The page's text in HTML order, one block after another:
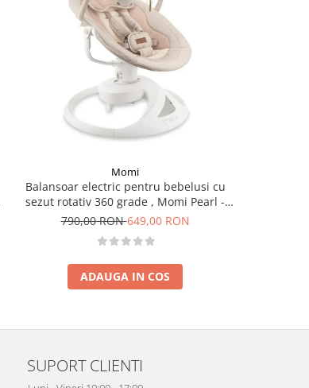
Momi
Balansoar electric pentru bebelusi cu
sezut rotativ 360 grade , Momi Pearl -
Beige
790,00 RON649,00 RON
ADAUGA IN COS
SUPORT CLIENTI